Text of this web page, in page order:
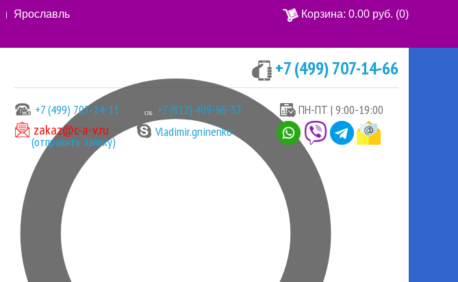
Ярославль
Корзина: 0.00 руб. (0)
+7 (499) 707-14-66
+7 (499) 707-14-11 +7 (812) 409-96-57 ПН-ПТ | 9:00-19:00
zakaz@c-a-v.ru
(отправить заявку)
Vladimir.gninenko